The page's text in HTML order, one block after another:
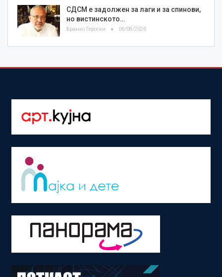
СДСМ е задолжен за лаги и за спинови,
но вистинското…
Бранко Героски 06/08/2026